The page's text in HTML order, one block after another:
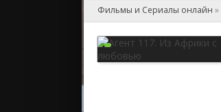
Фильмы и Сериалы онлайн »